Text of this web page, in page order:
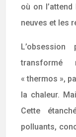
où on
neuves et les
transformé
« thermos »,
la chaleur.
Cette
polluants,